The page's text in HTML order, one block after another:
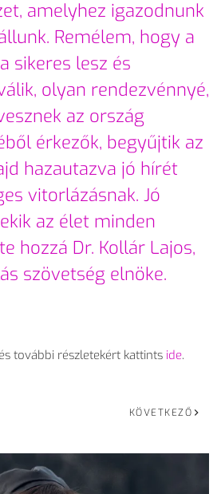
amelyhez igazodnunk
Remélem, hogy a
sikeres lesz és
olyan rendezvénnyé,
az ország
érkezők, begyűjtik az
hazautazva jó hírét
vitorlázásnak. Jó
az élet minden
hozzá Dr. Kollár Lajos,
szövetség elnöke.
további részletekért kattints ide.
KÖVETKEZŐ